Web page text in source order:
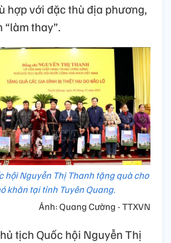
hợp với đặc thù địa phương,
thay”.
hội Nguyễn Thị Thanh tặng quà cho
khăn tại tỉnh Tuyên Quang.
Ảnh: Quang Cường - TTXVN
tịch Quốc hội Nguyễn Thị